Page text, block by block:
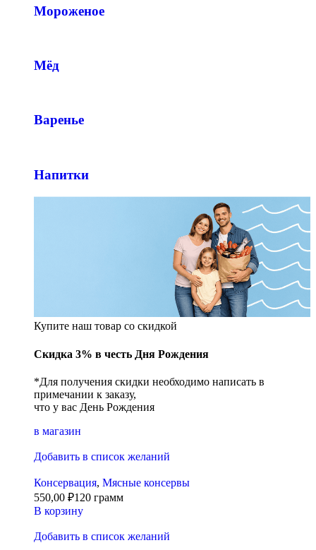
Мороженое
Мёд
Варенье
Напитки
Купите наш товар со скидкой
Скидка 3% в честь Дня Рождения
*Для получения скидки необходимо написать в
примечании к заказу,
что у вас День Рождения
в магазин
Добавить в список желаний
Консервация, Мясные консервы
550,00 ₽120 грамм
В корзину
Добавить в список желаний